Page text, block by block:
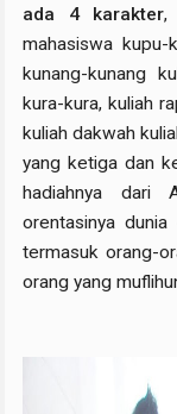
ada 4 karakter,
mahasiswa kupu-
kunang-kunang
kura-kura, kuliah
kuliah dakwah
yang ketiga dan
hadiahnya dari
orentasinya
termasuk orang-
orang yang